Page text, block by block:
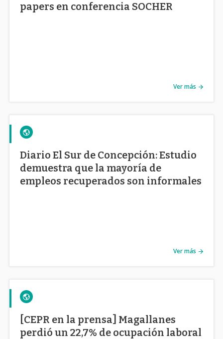
papers en conferencia SOCHER
Ver más
Diario El Sur de Concepción: Estudio
demuestra que la mayoría de
empleos recuperados son informales
Ver más
[CEPR en la prensa] Magallanes
perdió un 22,7% de ocupación laboral